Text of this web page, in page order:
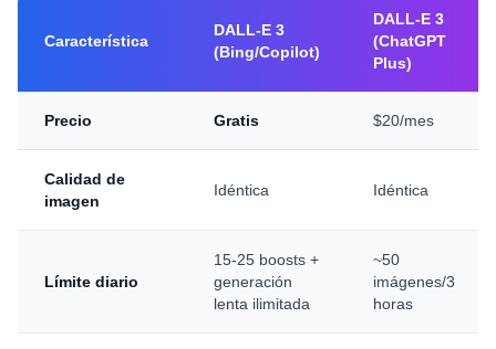
Característica
DALL-E 3
(Bing/Copilot)
DALL-E 3
(ChatGPT
Plus)
Precio Gratis $20/mes
Calidad de
imagen
Idéntica Idéntica
Límite diario
15-25 boosts +
generación
lenta ilimitada
~50
imágenes/3
horas